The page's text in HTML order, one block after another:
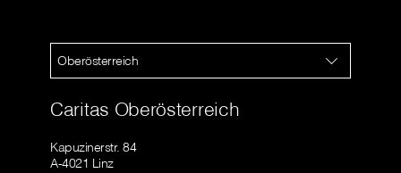
Oberösterreich
Caritas Oberösterreich
Kapuzinerstr. 84
A-4021 Linz